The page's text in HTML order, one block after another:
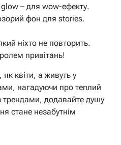
glow – для wow-ефекту.
фон для stories.
ніхто не повторить.
привітань!
як квіти, а живуть у
нагадуючи про теплий
трендами, додавайте душу
стане незабутнім